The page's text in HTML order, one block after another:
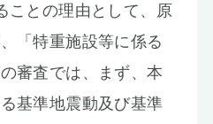
ことの理由として、原
「特重施設等に係る
審査では、まず、本
基準地震動及び基準